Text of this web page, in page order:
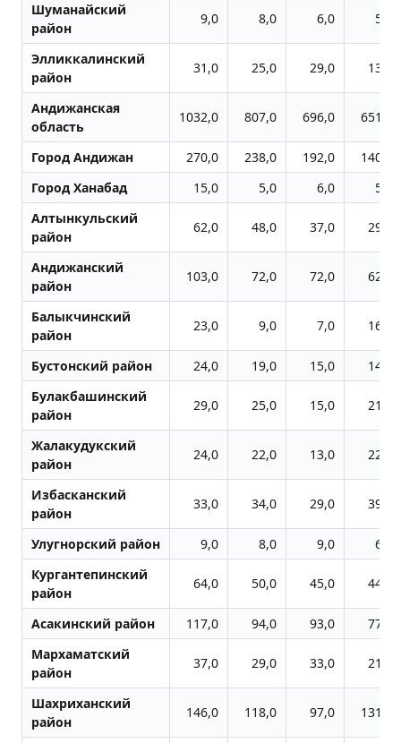
Шуманайский
район
9,0 8,0 6,0 5,0
Элликкалинский
район
31,0 25,0 29,0 13,0
Андижанская
область
1032,0 807,0 696,0 651,0
Город Андижан 270,0 238,0 192,0
140,0
Город Ханабад
15,0 5,0 6,0
5,0
Алтынкульский
район
62,0 48,0 37,0 29,0
Андижанский
район
103,0 72,0 72,0 62,0
Балыкчинский
район
23,0 9,0 7,0 16,0
Бустонский район 24,0 19,0 15,0
14,0
Булакбашинский
район
29,0 25,0 15,0 21,0
Жалакудукский
район
24,0 22,0 13,0 22,0
Избасканский
район
33,0 34,0 29,0 39,0
Улугноpский район 9,0 8,0 9,0
6,0
Кургантепинский
район
64,0 50,0 45,0 44,0
Асакинский район 117,0 94,0 93,0
77,0
Мархаматский
район
37,0 29,0 33,0 21,0
Шахриханский
район
146,0 118,0 97,0 131,0